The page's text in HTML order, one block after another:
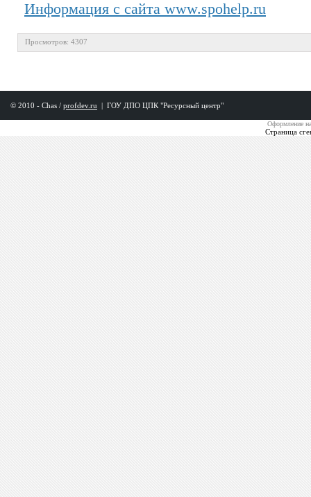
Информация с сайта www.spohelp.ru
Просмотров: 4307
© 2010 - Chas / profdev.ru | ГОУ ДПО ЦПК "Ресурсный центр"
Оформление
Страница